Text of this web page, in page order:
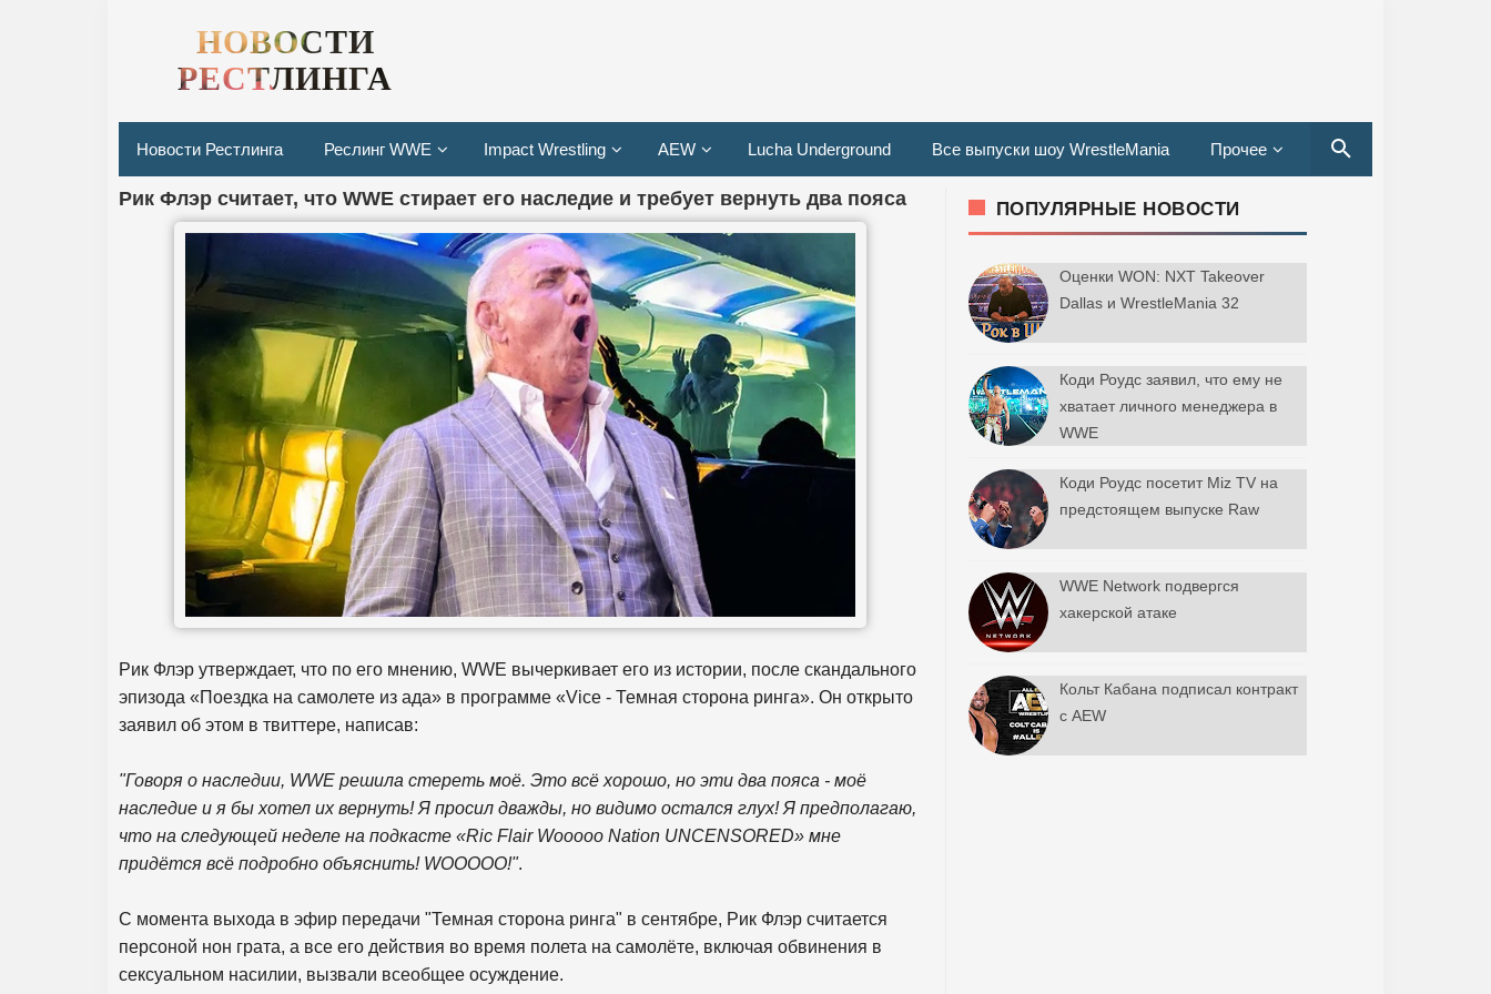
НОВОСТИ
РЕСТЛИНГА
Новости Рестлинга Реслинг WWE Impact Wrestling AEW Lucha Underground Все выпуски шоу WrestleMania Прочее
Рик Флэр считает, что WWE стирает его наследие и требует вернуть два пояса
Рик Флэр утверждает, что по его мнению, WWE вычеркивает его из истории, после скандального
эпизода «Поездка на самолете из ада» в программе «Vice - Темная сторона ринга». Он открыто
заявил об этом в твиттере, написав:
"Говоря о наследии, WWE решила стереть моё. Это всё хорошо, но эти два пояса - моё
наследие и я бы хотел их вернуть! Я просил дважды, но видимо остался глух! Я предполагаю,
что на следующей неделе на подкасте «Ric Flair Wooooo Nation UNCENSORED» мне
придётся всё подробно объяснить! WOOOOO!".
С момента выхода в эфир передачи "Темная сторона ринга" в сентябре, Рик Флэр считается
персоной нон грата, а все его действия во время полета на самолёте, включая обвинения в
сексуальном насилии, вызвали всеобщее осуждение.
ПОПУЛЯРНЫЕ НОВОСТИ
Оценки WON: NXT Takeover
Dallas и WrestleMania 32
Коди Роудс заявил, что ему не
хватает личного менеджера в
WWE
Коди Роудс посетит Miz TV на
предстоящем выпуске Raw
WWE Network подвергся
хакерской атаке
Кольт Кабана подписал контракт
с AEW